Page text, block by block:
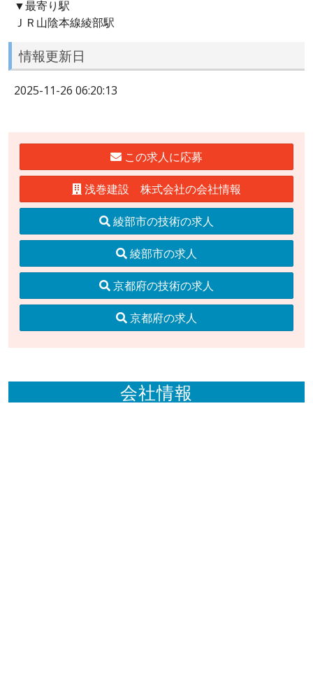
▼最寄り駅
ＪＲ山陰本線綾部駅
情報更新日
2025-11-26 06:20:13
この求人に応募
浅巻建設 株式会社の会社情報
綾部市の技術の求人
綾部市の求人
京都府の技術の求人
京都府の求人
会社情報